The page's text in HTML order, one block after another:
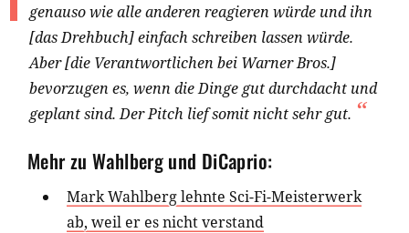
genauso wie alle anderen reagieren würde und ihn
[das Drehbuch] einfach schreiben lassen würde.
Aber [die Verantwortlichen bei Warner Bros.]
bevorzugen es, wenn die Dinge gut durchdacht und
geplant sind. Der Pitch lief somit nicht sehr gut.
Mehr zu Wahlberg und DiCaprio:
Mark Wahlberg lehnte Sci-Fi-Meisterwerk
ab, weil er es nicht verstand